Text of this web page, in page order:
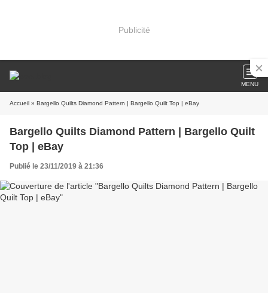
Publicité
MENU
Accueil » Bargello Quilts Diamond Pattern | Bargello Quilt Top | eBay
Bargello Quilts Diamond Pattern | Bargello Quilt
Top | eBay
Publié le 23/11/2019 à 21:36